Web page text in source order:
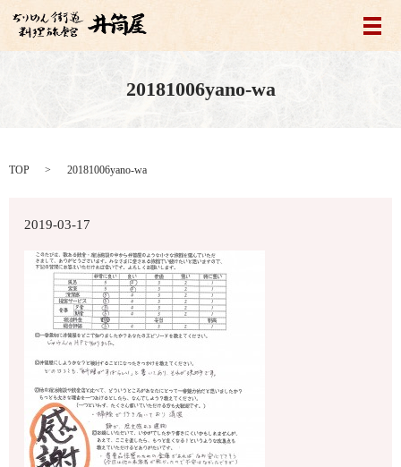
メ
20181006yano-wa
TOP 20181006yano-wa
2019-03-17